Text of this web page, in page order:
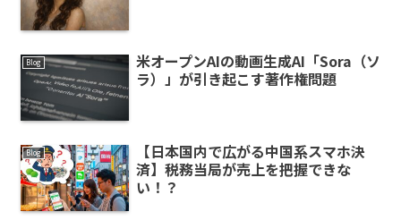
Blog
米オープンAIの動画生成AI「Sora（ソ
ラ）」が引き起こす著作権問題
Blog
【日本国内で広がる中国系スマホ決
済】税務当局が売上を把握できな
い！？